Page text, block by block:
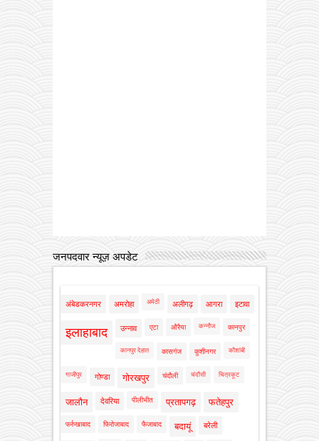
जनपदवार न्यूज़ अपडेट
अंबेडकरनगर अमरोहा अमेठी अलीगढ़ आगरा इटावा
इलाहाबाद उन्नाव एटा औरैया कन्नौज कानपुर
कानपुर देहात कासगंज कुशीनगर कौशांबी
गाजीपुर गोण्डा गोरखपुर चंदौली चंदौसी चित्रकूट
जालौन देवरिया पीलीभीत प्रतापगढ़ फतेहपुर
फर्रुखाबाद फिरोजाबाद फैजाबाद बदायूं बरेली